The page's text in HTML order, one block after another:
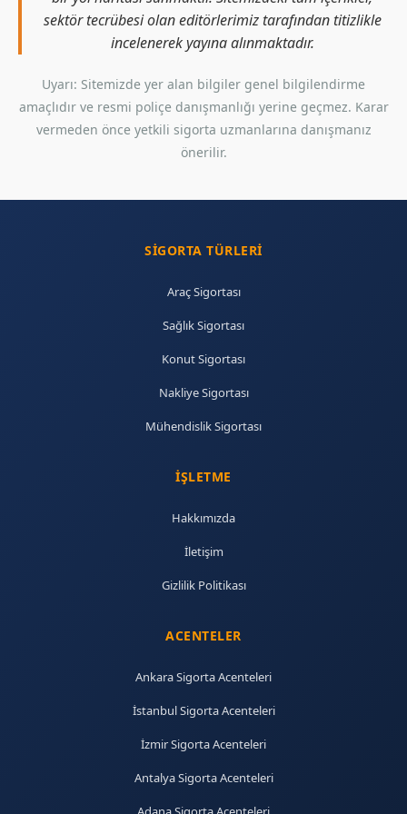
sektör tecrübesi olan editörlerimiz tarafından titizlikle
incelenerek yayına alınmaktadır.
Uyarı: Sitemizde yer alan bilgiler genel bilgilendirme
amaçlıdır ve resmi poliçe danışmanlığı yerine geçmez. Karar
vermeden önce yetkili sigorta uzmanlarına danışmanız
önerilir.
SIGORTA TÜRLERI
Araç Sigortası
Sağlık Sigortası
Konut Sigortası
Nakliye Sigortası
Mühendislik Sigortası
İŞLETME
Hakkımızda
İletişim
Gizlilik Politikası
ACENTELER
Ankara Sigorta Acenteleri
İstanbul Sigorta Acenteleri
İzmir Sigorta Acenteleri
Antalya Sigorta Acenteleri